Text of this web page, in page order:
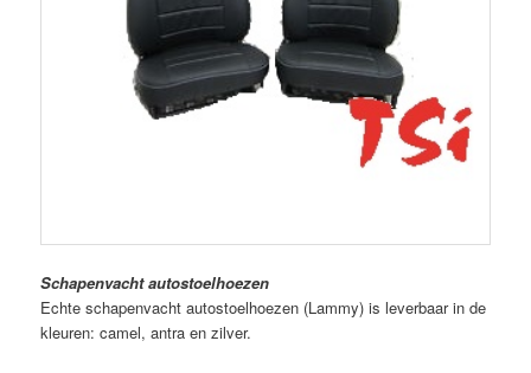
Schapenvacht autostoelhoezen
Echte schapenvacht autostoelhoezen (Lammy) is leverbaar in de
kleuren: camel, antra en zilver.